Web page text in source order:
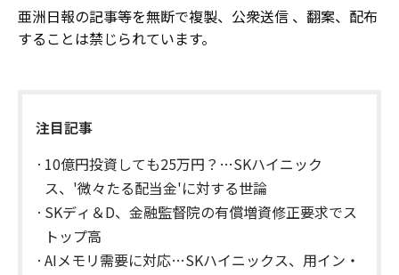
亜洲日報の記事等を無断で複製、公衆送信 、翻案、配布
することは禁じられています。
注目記事
10億円投資しても25万円？…SKハイニック
ス、'微々たる配当金'に対する世論
SKディ＆D、金融監督院の有償増資修正要求でス
トップ高
AIメモリ需要に対応…SKハイニックス、用イン・